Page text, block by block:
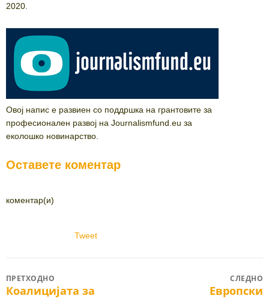
2020.
Овој напис е развиен со поддршка на грантовите за
професионален развој на Journalismfund.eu за
еколошко новинарство.
Оставете коментар
коментар(и)
Tweet
Post
ПРЕТХОДНО
Previous
Коалицијата за
СЛЕДНО
Европски